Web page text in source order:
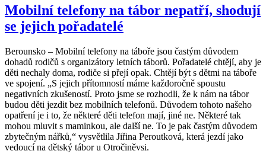
Mobilní telefony na tábor nepatří, shodují
se jejich pořadatelé
Berounsko – Mobilní telefony na táboře jsou častým důvodem
dohadů rodičů s organizátory letních táborů. Pořadatelé chtějí, aby je
děti nechaly doma, rodiče si přejí opak. Chtějí být s dětmi na táboře
ve spojení. „S jejich přítomností máme každoročně spoustu
negativních zkušeností. Proto jsme se rozhodli, že k nám na tábor
budou děti jezdit bez mobilních telefonů. Důvodem tohoto našeho
opatření je i to, že některé děti telefon mají, jiné ne. Některé tak
mohou mluvit s maminkou, ale další ne. To je pak častým důvodem
zbytečným nářků,“ vysvětlila Jiřina Peroutková, která jezdí jako
vedoucí na dětský tábor u Otročiněvsi.